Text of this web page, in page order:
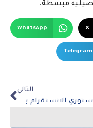
X
WhatsApp
Telegram
التالي
رؤية ستوري الانستقرام بدون علم صاحب الحساب